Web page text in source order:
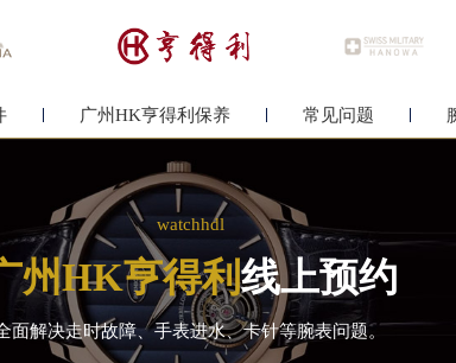
广州HK亨得利保养 常见问题
watchhdl
州HK亨得利线上预约
面解决走时故障、手表进水、卡针等腕表问题。